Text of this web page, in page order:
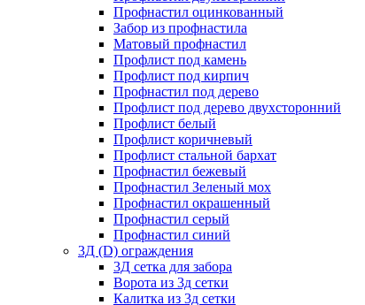
Профнастил оцинкованный
Забор из профнастила
Матовый профнастил
Профлист под камень
Профлист под кирпич
Профнастил под дерево
Профлист под дерево двухсторонний
Профлист белый
Профлист коричневый
Профлист стальной бархат
Профнастил бежевый
Профнастил Зеленый мох
Профнастил окрашенный
Профнастил серый
Профнастил синий
3Д (D) ограждения
3Д сетка для забора
Ворота из 3д сетки
Калитка из 3д сетки